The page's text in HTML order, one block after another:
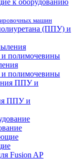
к оборудованию
машин
(ППУ) и
полимочевины
ППУ и